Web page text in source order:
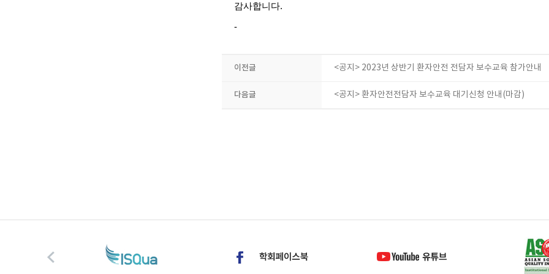
감사합니다.
-
이전글 <공지> 2023년 상반기 환자안전 전담자 보수교육 참가안내
다음글 <공지> 환자안전전담자 보수교육 대기신청 안내(마감)